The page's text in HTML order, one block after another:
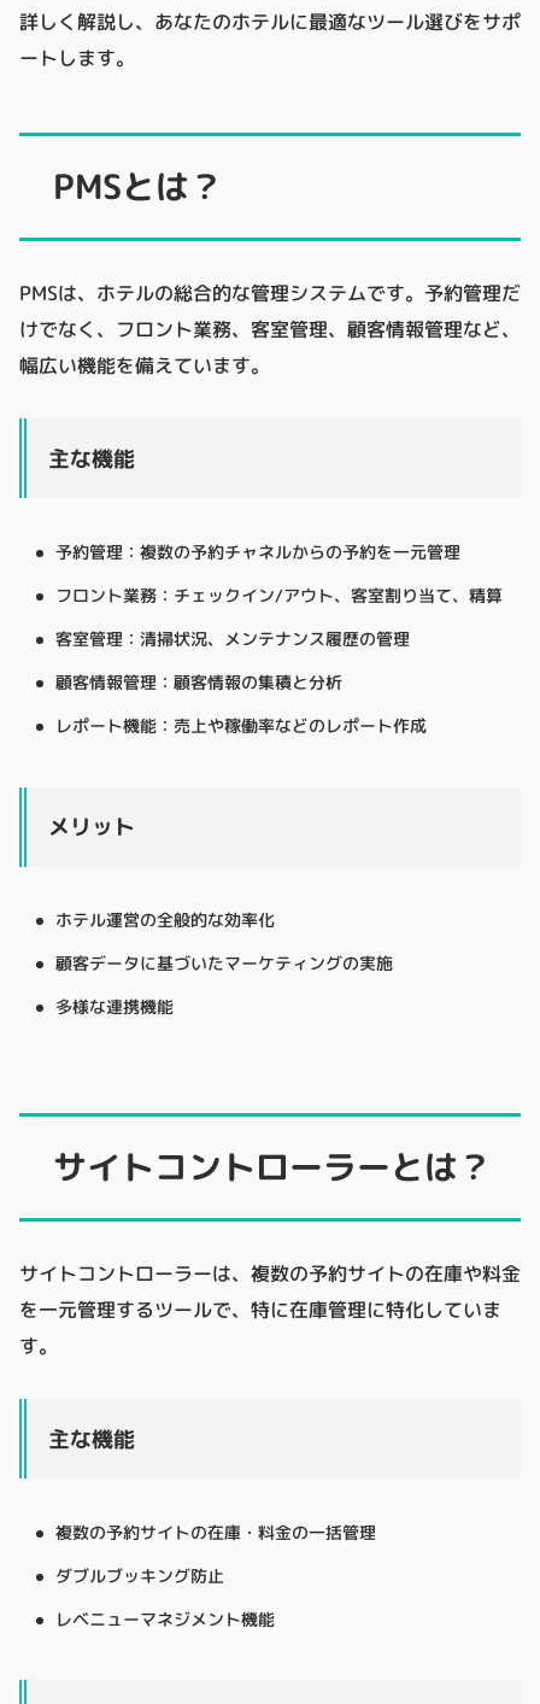
詳しく解説し、あなたのホテルに最適なツール選びをサポ
ートします。
PMSとは？
PMSは、ホテルの総合的な管理システムです。予約管理だ
けでなく、フロント業務、客室管理、顧客情報管理など、
幅広い機能を備えています。
主な機能
予約管理：複数の予約チャネルからの予約を一元管理
フロント業務：チェックイン/アウト、客室割り当て、精算
客室管理：清掃状況、メンテナンス履歴の管理
顧客情報管理：顧客情報の集積と分析
レポート機能：売上や稼働率などのレポート作成
メリット
ホテル運営の全般的な効率化
顧客データに基づいたマーケティングの実施
多様な連携機能
サイトコントローラーとは？
サイトコントローラーは、複数の予約サイトの在庫や料金
を一元管理するツールで、特に在庫管理に特化していま
す。
主な機能
複数の予約サイトの在庫・料金の一括管理
ダブルブッキング防止
レベニューマネジメント機能